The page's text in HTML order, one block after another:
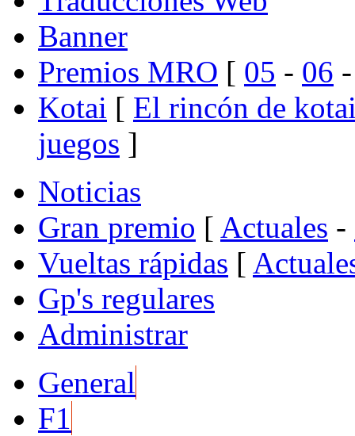
Banner
Premios MRO [ 05 - 06
Kotai [ El rincón de
juegos ]
Noticias
Gran premio [ Actuales -
Vueltas rápidas [
Gp's regulares
Administrar
General
F1